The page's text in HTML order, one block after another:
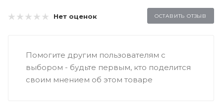
Нет оценок ОСТАВИТЬ ОТЗЫВ
Помогите другим пользователям с
выбором - будьте первым, кто поделится
своим мнением об этом товаре